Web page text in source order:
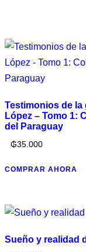
Testimonios de la
López – Tomo 1:
del Paraguay
₲35.000
COMPRAR AHORA
Sueño y realidad